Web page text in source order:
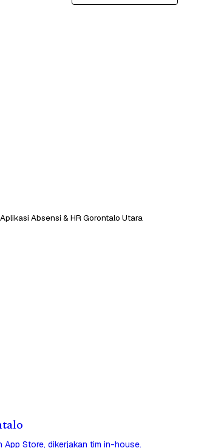
Absensi & HR Gorontalo Utara
Store, dikerjakan tim in-house.